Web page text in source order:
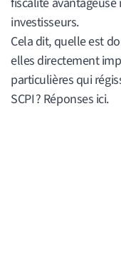
investisseurs.
Cela dit, quelle est
elles directement
particulières qui
SCPI ? Réponses ici.